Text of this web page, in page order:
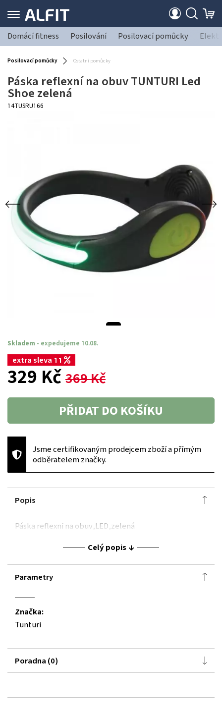
Domácí fitness Posilování Posilovací pomůcky
Posilovací pomůcky Ostatní pomůcky
Páska reflexní na obuv TUNTURI Led
Shoe zelená
14TUSRU166
Skladem - expedujeme 10.08.
extra sleva 11
329 Kč 369 Kč
PŘIDAT DO KOŠÍKU
Jsme certifikovaným prodejcem zboží a přímým
odběratelem značky.
Popis
Páska reflexní na obuv,LED,zelená
Celý popis
Parametry
Značka:
Tunturi
Poradna (0)